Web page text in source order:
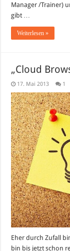
Manager /Trainer)
gibt …
Weiterlesen »
„Cloud
17. Mai 2013 1
Eher durch Zufall
bin bis jetzt schon